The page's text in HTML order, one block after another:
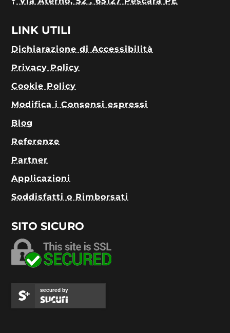
LINK UTILI
Dichiarazione di Accessibilità
Privacy Policy
Cookie Policy
Modifica i Consensi espressi
Blog
Referenze
Partner
Applicazioni
Soddisfatti o Rimborsati
SITO SICURO
secured by